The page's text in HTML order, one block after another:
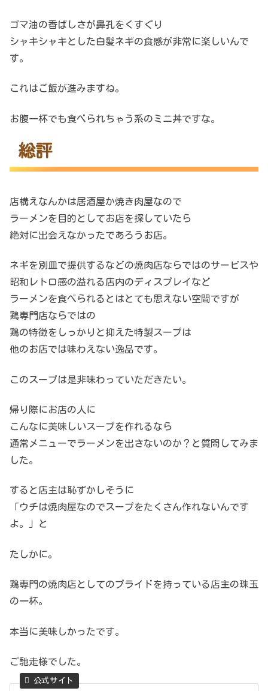
ゴマ油の香ばしさが鼻孔をくすぐり
シャキシャキとした白髪ネギの食感が非常に楽しいんで
す。
これはご飯が進みますね。
お腹一杯でも食べられちゃう系のミニ丼ですな。
総評
店構えなんかは居酒屋か焼き肉屋なので
ラーメンを目的としてお店を探していたら
絶対に出会えなかったであろうお店。
ネギを別皿で提供するなどの焼肉店ならではのサービスや
昭和レトロ感の溢れる店内のディスプレイなど
ラーメンを食べられるとはとても思えない空間ですが
鶏専門店ならではの
鶏の特徴をしっかりと抑えた特製スープは
他のお店では味わえない逸品です。
このスープは是非味わっていただきたい。
帰り際にお店の人に
こんなに美味しいスープを作れるなら
通常メニューでラーメンを出さないのか？と質問してみま
した。
すると店主は恥ずかしそうに
「ウチは焼肉屋なのでスープをたくさん作れないんです
よ。」と
たしかに。
鶏専門の焼肉店としてのプライドを持っている店主の珠玉
の一杯。
本当に美味しかったです。
ご馳走様でした。